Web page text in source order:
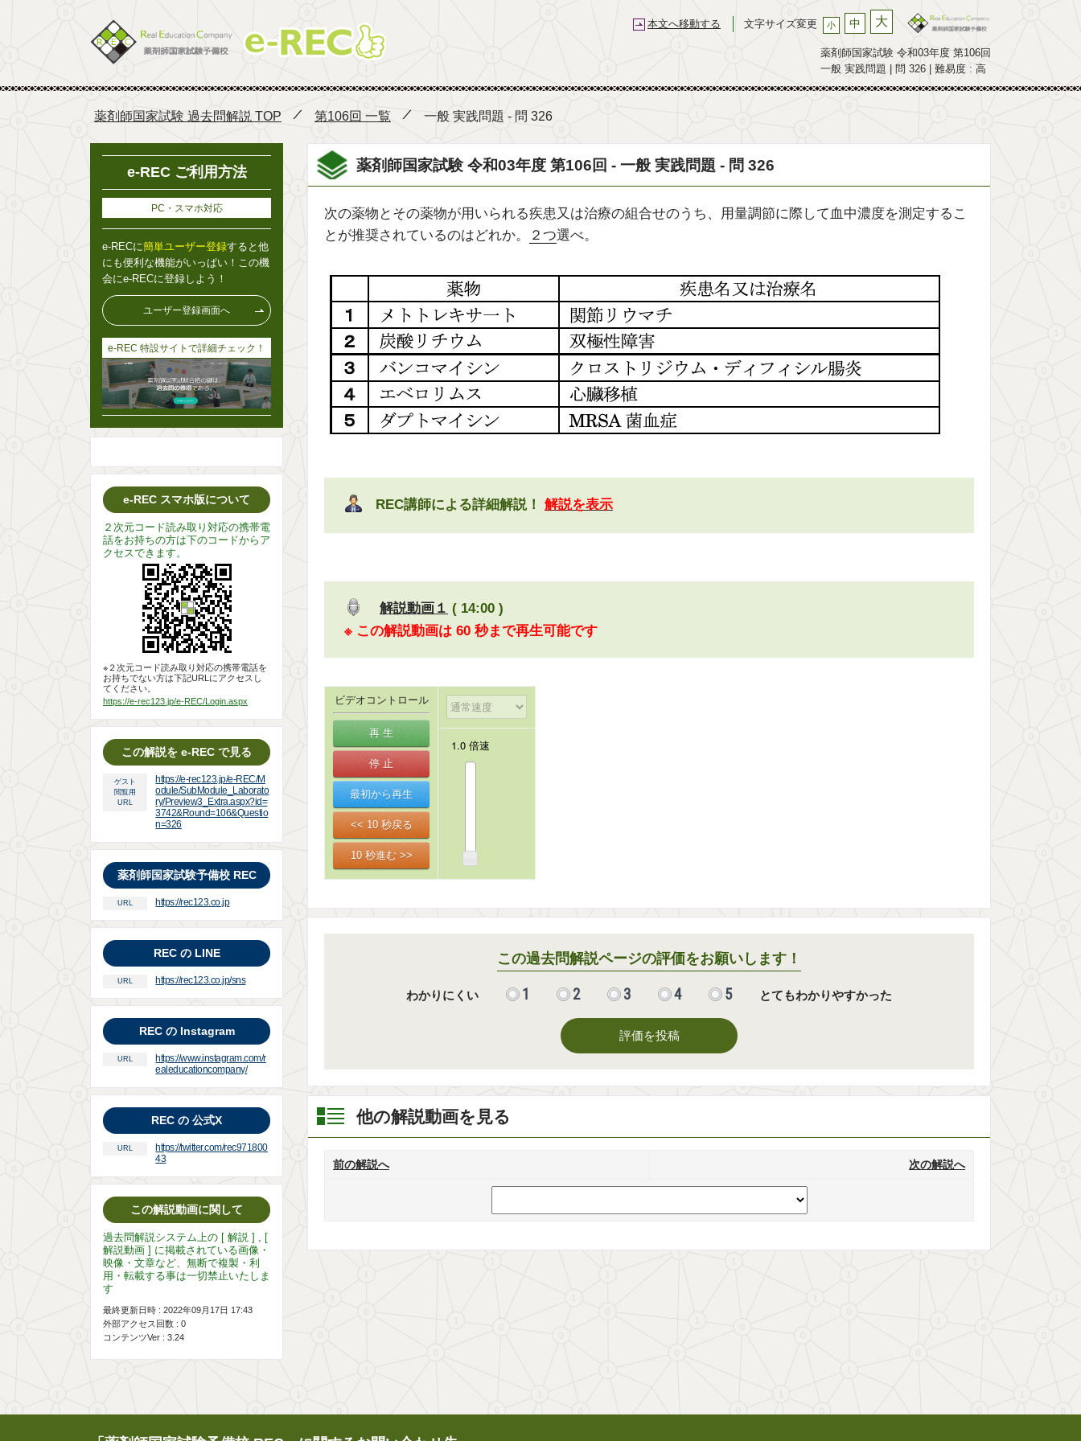
本文へ移動する 文字サイズ変更 小 中 大
薬剤師国家試験 令和03年度 第106回
一般 実践問題 | 問 326 | 難易度 : 高
薬剤師国家試験 過去問解説 TOP 第106回 一覧 一般 実践問題 - 問 326
薬剤師国家試験 令和03年度 第106回 - 一般 実践問題 - 問 326
次の薬物とその薬物が用いられる疾患又は治療の組合せのうち、用量調節に際して血中濃度を測定するこ
とが推奨されているのはどれか。
２つ選べ。
REC講師による詳細解説！ 解説を表示
解説動画１ ( 14:00 )
※ この解説動画は 60 秒まで再生可能です
ビデオコントロール
この過去問解説ページの評価をお願いします！
わかりにくい 1 2 3 4 5 とてもわかりやすかった
評価を投稿
他の解説動画を見る
前の解説へ 次の解説へ
e-REC ご利用方法
PC・スマホ対応
e-RECに簡単ユーザー登録すると他
にも便利な機能がいっぱい！この機
会にe-RECに登録しよう！
ユーザー登録画面へ
e-REC 特設サイトで詳細チェック！
e-REC スマホ版について
２次元コード読み取り対応の携帯電
話をお持ちの方は下のコードからア
クセスできます。
※２次元コード読み取り対応の携帯電話を
お持ちでない方は下記URLにアクセスし
てください。
https://e-rec123.jp/e-REC/Login.aspx
この解説を e-REC で見る
ゲスト
閲覧用
URL
https://e-rec123.jp/e-REC/M
odule/SubModule_Laborato
ry/Preview3_Extra.aspx?id=
3742&Round=106&Questio
n=326
薬剤師国家試験予備校 REC
URL https://rec123.co.jp
REC の LINE
URL https://rec123.co.jp/sns
REC の Instagram
URL
https://www.instagram.com/r
ealeducationcompany/
REC の 公式X
URL
https://twitter.com/rec971800
43
この解説動画に関して
過去問解説システム上の [ 解説 ] , [
解説動画 ] に掲載されている画像・
映像・文章など、無断で複製・利
用・転載する事は一切禁止いたしま
す
最終更新日時 : 2022年09月17日 17:43
外部アクセス回数 : 0
コンテンツVer : 3.24